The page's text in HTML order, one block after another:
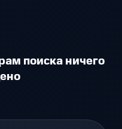
поиска ничего